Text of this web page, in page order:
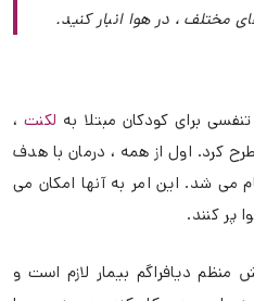
، در هوا انبار کنید.
برای کودکان مبتلا به لکنت ،
کرد. اول از همه ، درمان با هدف
می شد. این امر به آنها امکان می
پر کنند.
دیافراگم بیمار لازم است و